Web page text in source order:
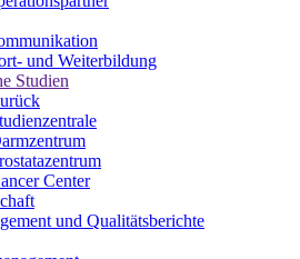
und Weiterbildung
Studien
Center
und Qualitätsberichte